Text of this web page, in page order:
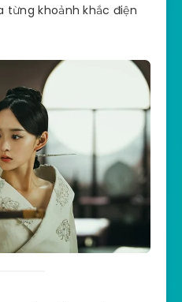
khoảnh khắc điện